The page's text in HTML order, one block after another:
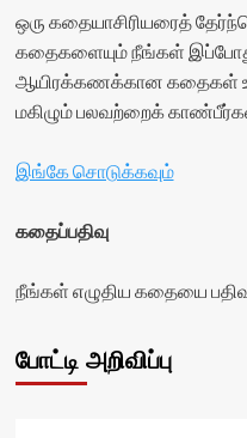
ஒரு கதையாசிரியரைத்
கதைகளையும் நீங்கள்
ஆயிரக்கணக்கான கதைகள்
மகிழும் பலவற்றைக்
இங்கே சொடுக்கவும்
கதைப்பதிவு
நீங்கள் எழுதிய கதையை
போட்டி அறிவிப்பு